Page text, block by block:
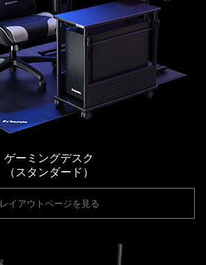
ゲーミングデスク
（スタンダード）
レイアウトページを見る